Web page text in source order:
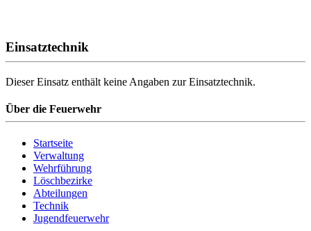
Einsatztechnik
Dieser Einsatz enthält keine Angaben zur Einsatztechnik.
Über die Feuerwehr
Startseite
Verwaltung
Wehrführung
Löschbezirke
Abteilungen
Technik
Jugendfeuerwehr